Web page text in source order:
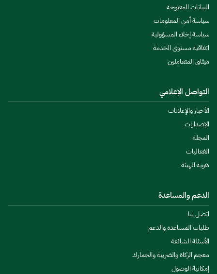
البيانات المفتوحة
سياسة أمن المعلومات
سياسة إخلاء المسؤولية
اتفاقية مستوى الخدمة
ميثاق المتعاملين
التواصل الإعلامي
الأخبار والإعلانات
الإصدارات
المجلة
الفعاليات
هوية الهيئة
الدعم والمساعدة
اتصل بنا
طلبات المساعدة والدعم
الأسئلة الشائعة
معجم الزكاة والضريبة والجمارك
إمكانية الوصول